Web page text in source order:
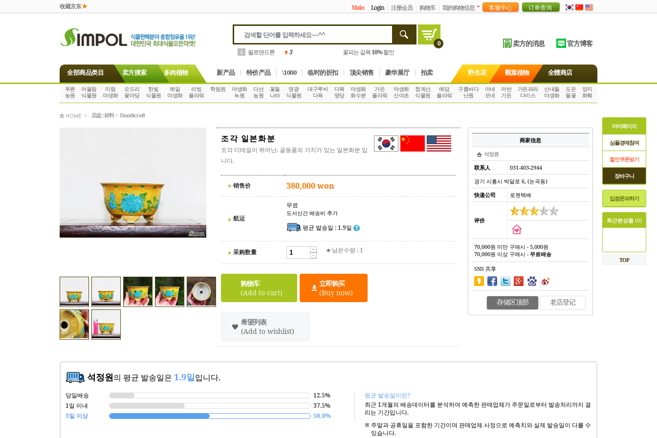
收藏京东 Main Login 注册会员 购物车 我的购物信息
0
5 필로덴드론 3 꽃피는 길목10%할인
卖方的消息 官方博客
全部商品类目 卖方搜索 多肉植物 新产品 特价产品 \1000 临时的折扣 顶尖销售 豪华展厅 拍卖 野生花 觀葉植物 全體商店
푸른
농원
어울림
식물원
미림
야생화
오드리
꽃마당
한빛
식물원
예일
야생화
리빙
플라워
학림원
야생화
녹원
다선
농원
꽃들
나라
영광
식물원
대구루비
다육
다육
명당
야생화
화수분
가든
플라워
야생화
산야초
청계산
식물원
예담
플라워
구름바다
난원
아네
모네
어반
가든
가든파라
다이스
산내들
야생화
도은
들꽃
양지
화훼
> 花盆 / 材料 > Handicraft
조각 일본화분
조각 디테일이 뛰어난, 골동품의 가치가 있는 일본화분 입
니다.
销售价 380,000 won
航运
무료
도서산간 배송비 추가
평균 발송일 : 1.9일
采购数量 ♣ 남은수량 : 1
购物车
(Add to cart)
立即购买
(Buy now)
希望列表
(Add to wishlist)
商家信息
석정원
联系人
031-403-2944
경기 시흥시 박달로 6, (논곡동)
快递公司
로젠택배
评价
70,000원 미만 구매시 - 5,000원
70,000원 이상 구매시 -무료배송
SNS 共享
存储区顶部 老店登记
석정원의 평균 발송일은 1.9일입니다.
당일배송
12.5%
1일 이내
37.5%
3일 이상
50.0%
평균 발송일이란?
최근 1개월의 배송데이터를 분석하여 예측한 판매업체가 주문일로부터 발송처리까지 걸
리는 기간입니다.
※ 주말과 공휴일을 포함한 기간이며 판매업체 사정으로 예측치와 실제 발송일이 다를 수
있습니다.
마이페이지
심폴경매참여
할인쿠폰받기
장바구니
입점문의하기
최근본상품 (0)
TOP